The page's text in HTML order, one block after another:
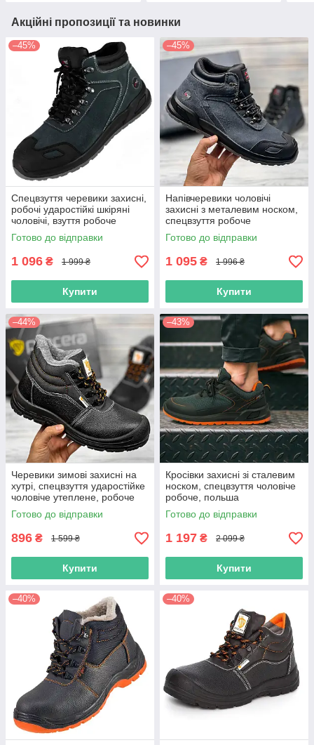
Акційні пропозиції та новинки
–45%
Спецвзуття черевики захисні,
робочі ударостійкі шкіряні
чоловічі, взуття робоче
демісезонне, польша
Готово до відправки
1 096 ₴ 1 999 ₴
Купити
–45%
Напівчеревики чоловічі
захисні з металевим носком,
спецвзуття робоче
ударостійке захисне, польша
Готово до відправки
1 095 ₴ 1 996 ₴
Купити
–44%
Черевики зимові захисні на
хутрі, спецвзуття ударостійке
чоловіче утеплене, робоче
взуття метал носок, польша
Готово до відправки
896 ₴ 1 599 ₴
Купити
–43%
Кросівки захисні зі сталевим
носком, спецвзуття чоловіче
робоче, польша
Готово до відправки
1 197 ₴ 2 099 ₴
Купити
–40% –40%